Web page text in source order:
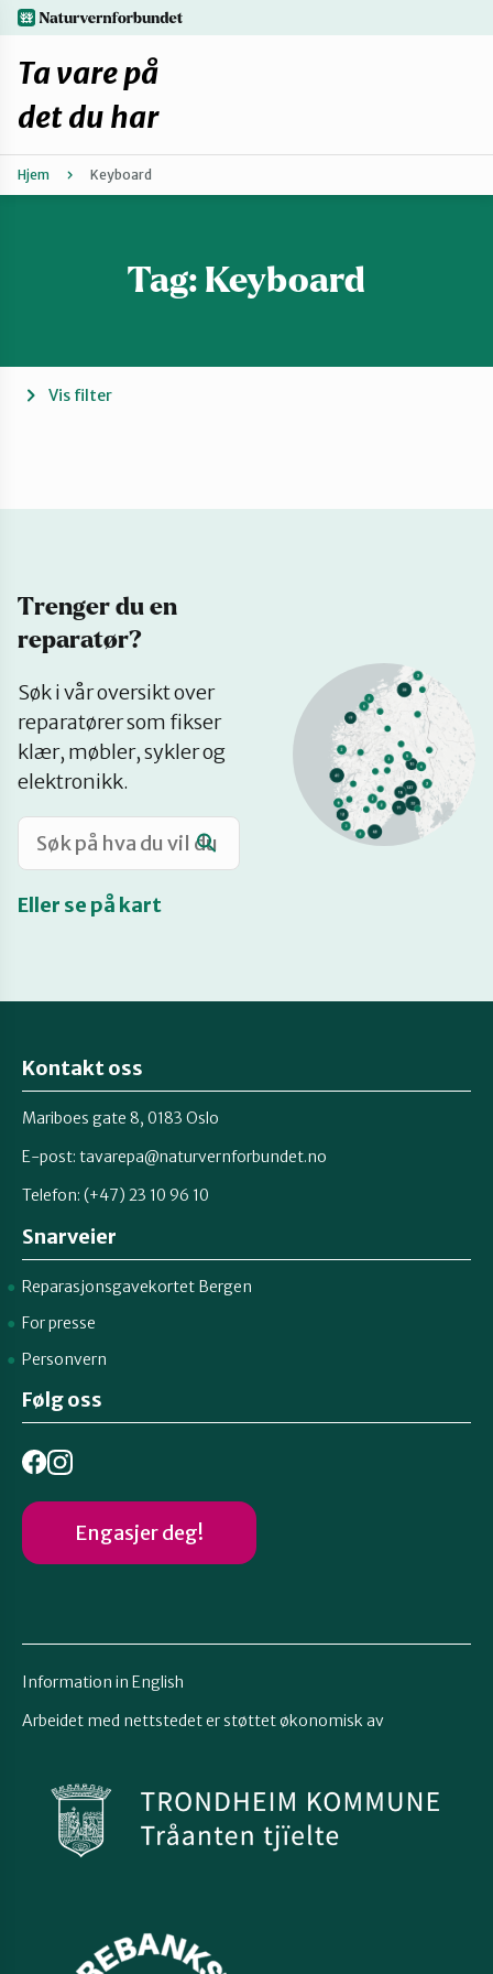
Hopp
til
hovedinnhold
Fiksetips
Forbehold
Mitt navn
Møt reparatørene
Om oss
Retten til reparasjon
naturvernforbundet.no
Ta vare på
det du har
Hjem Keyboard
Tag: Keyboard
Vis filter
Trenger du en
reparatør?
Søk i vår oversikt over
reparatører som fikser
klær, møbler, sykler og
elektronikk.
Eller se på kart
på
kart
Kontakt oss
Mariboes gate 8, 0183 Oslo
E-post: tavarepa@naturvernforbundet.no
Telefon: (+47) 23 10 96 10
Snarveier
Reparasjonsgavekortet Bergen
For presse
Personvern
Følg oss
Engasjer deg!
Information in English
Arbeidet med nettstedet er støttet økonomisk av